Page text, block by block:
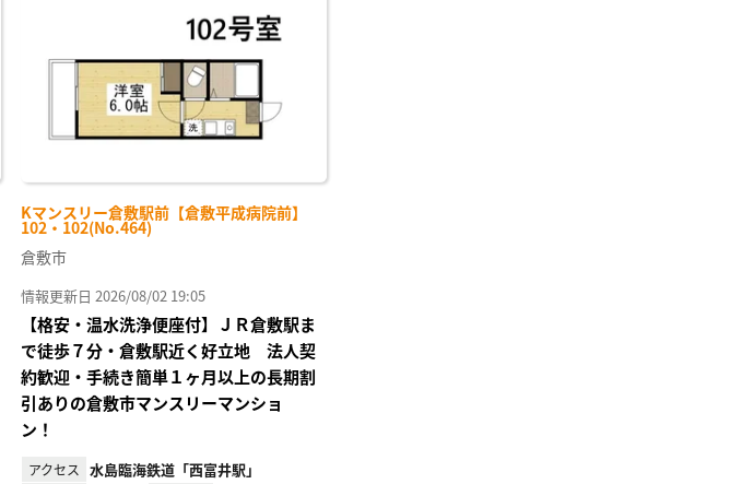
Kマンスリー倉敷駅前【倉敷平成病院前】
102・102(No.464)
り登
録
倉敷市
情報更新日 2026/08/02 19:05
【格安・温水洗浄便座付】ＪＲ倉敷駅ま
で徒歩７分・倉敷駅近く好立地 法人契
約歓迎・手続き簡単１ヶ月以上の長期割
引ありの倉敷市マンスリーマンショ
ン！
アクセス 水島臨海鉄道「西富井駅」